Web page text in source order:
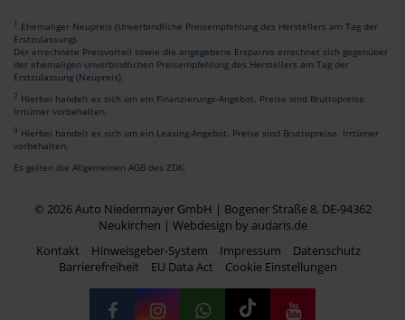
1 Ehemaliger Neupreis (Unverbindliche Preisempfehlung des Herstellers am Tag der
Erstzulassung).
Der errechnete Preisvorteil sowie die angegebene Ersparnis errechnet sich gegenüber
der ehemaligen unverbindlichen Preisempfehlung des Herstellers am Tag der
Erstzulassung (Neupreis).
2 Hierbei handelt es sich um ein Finanzierungs-Angebot. Preise sind Bruttopreise.
Irrtümer vorbehalten.
3 Hierbei handelt es sich um ein Leasing-Angebot. Preise sind Bruttopreise. Irrtümer
vorbehalten.
Es gelten die Allgemeinen AGB des ZDK.
© 2026 Auto Niedermayer GmbH | Bogener Straße 8, DE-94362
Neukirchen | Webdesign by audaris.de
Kontakt
Hinweisgeber-System Impressum
Datenschutz
Barrierefreiheit
EU Data Act Cookie Einstellungen